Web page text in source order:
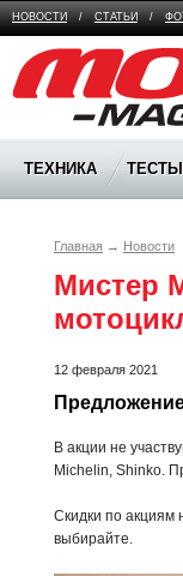
НОВОСТИ / СТАТЬИ /
Moto Magazine
ТЕХНИКА ТЕСТЫ
Главная → Новости
Мистер
12 февраля 2021
В акции не
Michelin, Shinko.
Скидки по акциям
выбирайте.